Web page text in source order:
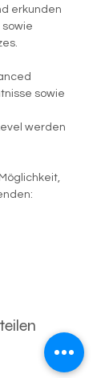
erkunden
sowie
werden